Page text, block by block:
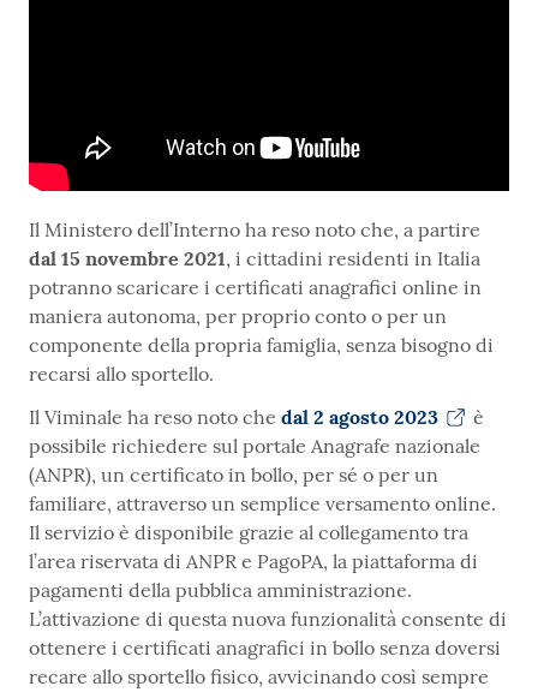
Il Ministero dell’Interno ha reso noto che, a partire
dal 15 novembre 2021, i cittadini residenti in Italia
potranno scaricare i certificati anagrafici online in
maniera autonoma, per proprio conto o per un
componente della propria famiglia, senza bisogno di
recarsi allo sportello.
Il Viminale ha reso noto che dal 2 agosto 2023
è
possibile richiedere sul portale Anagrafe nazionale
(ANPR), un certificato in bollo, per sé o per un
familiare, attraverso un semplice versamento online.
Il servizio è disponibile grazie al collegamento tra
l’area riservata di ANPR e PagoPA, la piattaforma di
pagamenti della pubblica amministrazione.
L’attivazione di questa nuova funzionalità consente di
ottenere i certificati anagrafici in bollo senza doversi
recare allo sportello fisico, avvicinando così sempre